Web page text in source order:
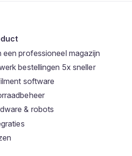
een professioneel magazijn
bestellingen 5x sneller
software
& robots